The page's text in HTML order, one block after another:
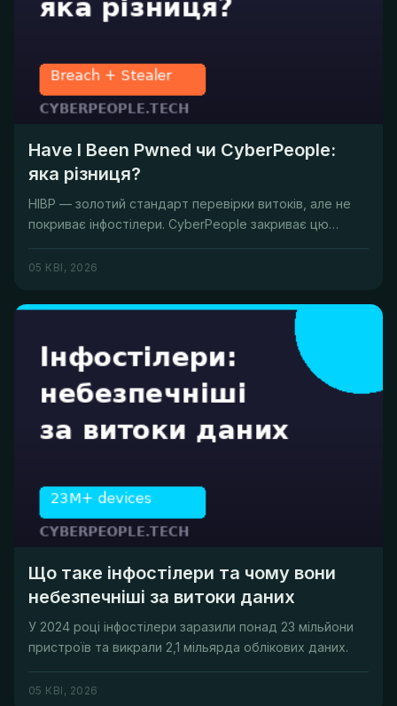
Have I Been Pwned чи CyberPeople:
яка різниця?
HIBP — золотий стандарт перевірки витоків, але не
покриває інфостілери. CyberPeople закриває цю
прогалину.
05 КВІ, 2026
Що таке інфостілери та чому вони
небезпечніші за витоки даних
У 2024 році інфостілери заразили понад 23 мільйони
пристроїв та викрали 2,1 мільярда облікових даних.
05 КВІ, 2026